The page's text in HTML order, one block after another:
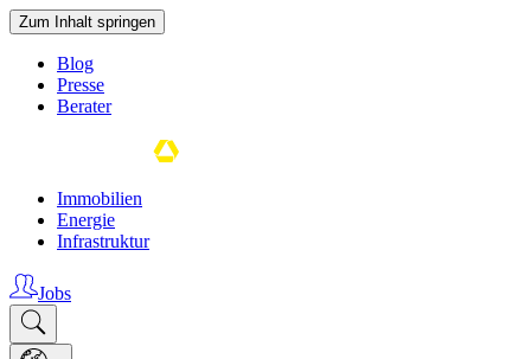
Zum Inhalt springen
Blog
Presse
Berater
Immobilien
Energie
Infrastruktur
Jobs